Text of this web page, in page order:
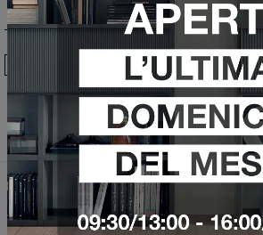
Sfoglia i cataloghi
Ho preso visione della Privacy Policy
Invia